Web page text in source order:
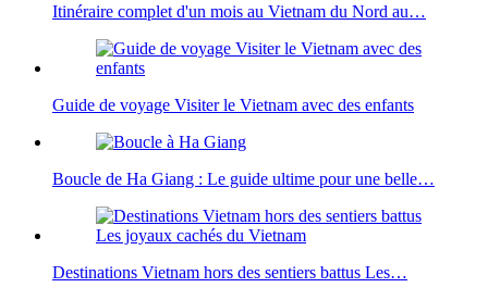
Itinéraire complet d'un mois au Vietnam du Nord au…
Guide de voyage Visiter le Vietnam avec des enfants
Boucle de Ha Giang : Le guide ultime pour une belle…
Destinations Vietnam hors des sentiers battus Les…